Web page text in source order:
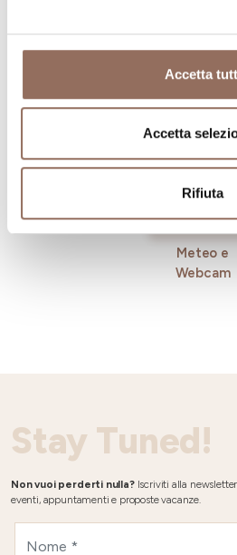
Accetta
Accetta
Rifiuta
Registro
Meteo e
Webcam
Stay Tuned!
Non vuoi perderti nulla?Iscriviti alla
eventi, appuntamenti e proposte vacanze.